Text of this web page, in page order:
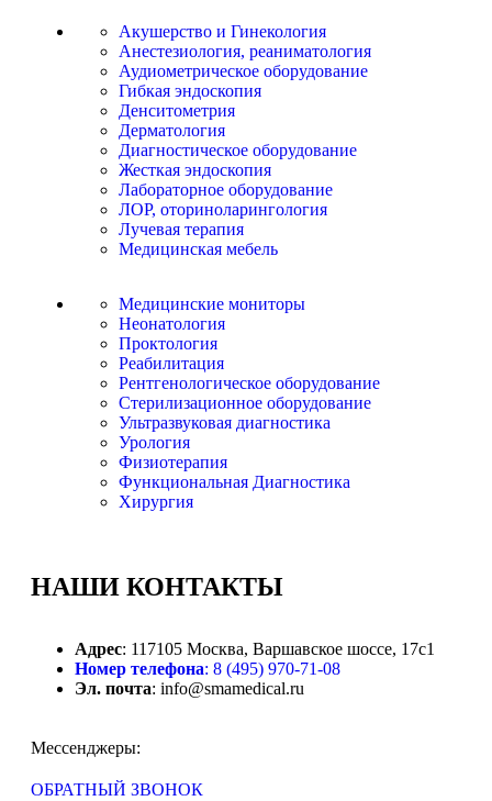
Акушерство и Гинекология
Анестезиология, реаниматология
Аудиометрическое оборудование
Гибкая эндоскопия
Денситометрия
Дерматология
Диагностическое оборудование
Жесткая эндоскопия
Лабораторное оборудование
ЛОР, оториноларингология
Лучевая терапия
Медицинская мебель
Медицинские мониторы
Неонатология
Проктология
Реабилитация
Рентгенологическое оборудование
Стерилизационное оборудование
Ультразвуковая диагностика
Урология
Физиотерапия
Функциональная Диагностика
Хирургия
НАШИ КОНТАКТЫ
Адрес: 117105 Москва, Варшавское шоссе, 17с1
Номер телефона: 8 (495) 970-71-08
Эл. почта: info@smamedical.ru
Мессенджеры:
ОБРАТНЫЙ ЗВОНОК